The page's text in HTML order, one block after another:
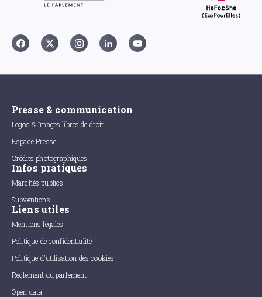
Presse & communication
Logos & Images libres de droit
Espace Presse
Crédits photographiques
Infos pratiques
Marchés publics
Subventions
Liens utiles
Mentions légales
Politique de confidentialité
Politique d'utilisation des cookies
Règlement du parlement
Open data